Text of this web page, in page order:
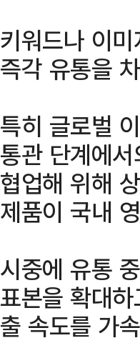
키워드나 이
즉각 유통을
특히 글로벌
통관 단계에
협업해 위해
제품이 국내
시중에 유통
표본을 확대
출 속도를 가